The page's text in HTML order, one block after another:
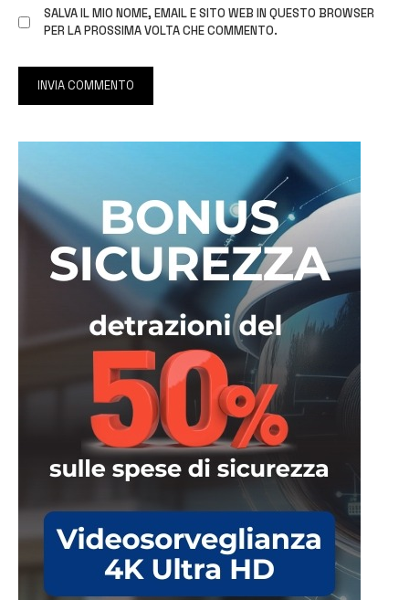
SALVA IL MIO NOME, EMAIL E SITO WEB IN QUESTO BROWSER
PER LA PROSSIMA VOLTA CHE COMMENTO.